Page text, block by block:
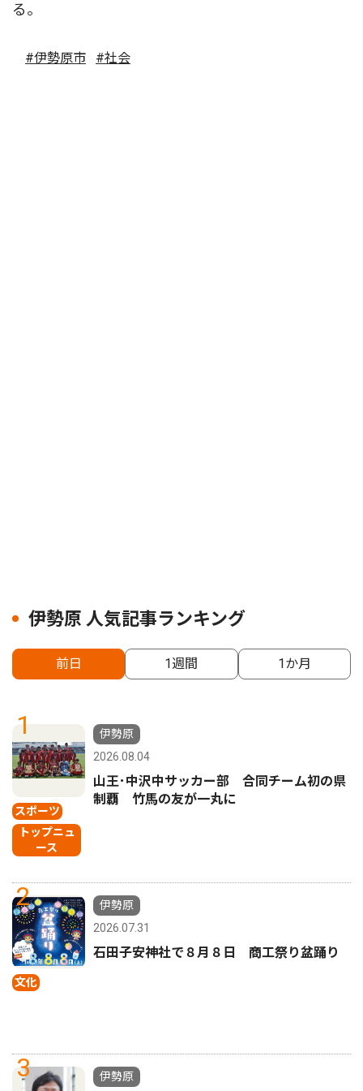
る。
#伊勢原市 #社会
伊勢原 人気記事ランキング
前日 1週間 1か月
1
スポーツ
トップニュ
ース
伊勢原
2026.08.04
山王･中沢中サッカー部 合同チーム初の県
制覇 竹馬の友が一丸に
2
文化
伊勢原
2026.07.31
石田子安神社で８月８日 商工祭り盆踊り
3
伊勢原